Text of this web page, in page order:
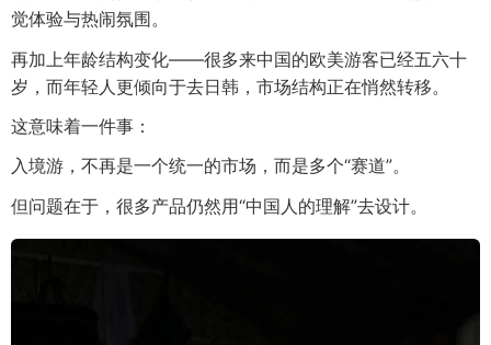
觉体验与热闹氛围。
再加上年龄结构变化——很多来中国的欧美游客已经五六十
岁，而年轻人更倾向于去日韩，市场结构正在悄然转移。
这意味着一件事：
入境游，不再是一个统一的市场，而是多个“赛道”。
但问题在于，很多产品仍然用“中国人的理解”去设计。